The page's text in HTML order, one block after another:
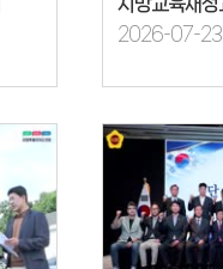
2026-07-23